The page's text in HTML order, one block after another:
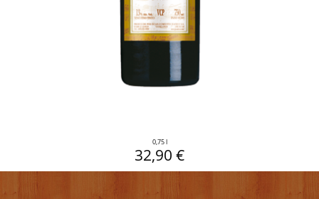
0,75 l
32,90 €